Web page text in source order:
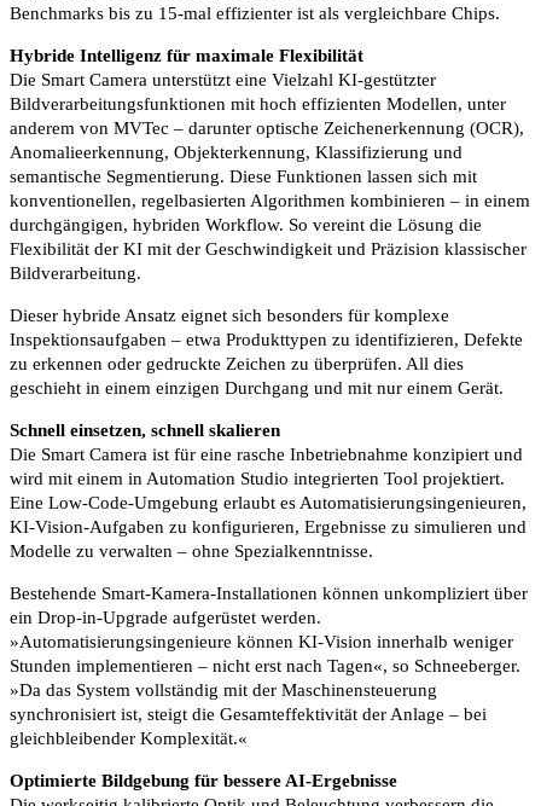
Benchmarks bis zu 15-mal effizienter ist als vergleichbare Chips.
Hybride Intelligenz für maximale Flexibilität
Die Smart Camera unterstützt eine Vielzahl KI-gestützter
Bildverarbeitungsfunktionen mit hoch effizienten Modellen, unter
anderem von MVTec – darunter optische Zeichenerkennung (OCR),
Anomalieerkennung, Objekterkennung, Klassifizierung und
semantische Segmentierung. Diese Funktionen lassen sich mit
konventionellen, regelbasierten Algorithmen kombinieren – in einem
durchgängigen, hybriden Workflow. So vereint die Lösung die
Flexibilität der KI mit der Geschwindigkeit und Präzision klassischer
Bildverarbeitung.
Dieser hybride Ansatz eignet sich besonders für komplexe
Inspektionsaufgaben – etwa Produkttypen zu identifizieren, Defekte
zu erkennen oder gedruckte Zeichen zu überprüfen. All dies
geschieht in einem einzigen Durchgang und mit nur einem Gerät.
Schnell einsetzen, schnell skalieren
Die Smart Camera ist für eine rasche Inbetriebnahme konzipiert und
wird mit einem in Automation Studio integrierten Tool projektiert.
Eine Low-Code-Umgebung erlaubt es Automatisierungsingenieuren,
KI-Vision-Aufgaben zu konfigurieren, Ergebnisse zu simulieren und
Modelle zu verwalten – ohne Spezialkenntnisse.
Bestehende Smart-Kamera-Installationen können unkompliziert über
ein Drop-in-Upgrade aufgerüstet werden.
»Automatisierungsingenieure können KI-Vision innerhalb weniger
Stunden implementieren – nicht erst nach Tagen«, so Schneeberger.
»Da das System vollständig mit der Maschinensteuerung
synchronisiert ist, steigt die Gesamteffektivität der Anlage – bei
gleichbleibender Komplexität.«
Optimierte Bildgebung für bessere AI-Ergebnisse